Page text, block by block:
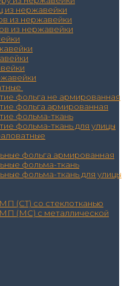
из нержавейки
из нержавейки
из нержавейки
фольга не армированная
фольга армированная
фольма-ткань
фольма-ткань для улицы
фольга армированная
фольма-ткань
фольма-ткань для улицы
(СТ) со стеклотканью
(МС) с металлической